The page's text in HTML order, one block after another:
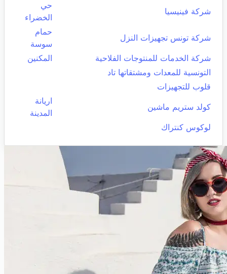
شركة فينيسيا
حي
الخضراء
شركة تونس تجهيزات النزل
حمام
سوسة
شركة الخدمات للمنتوجات الفلاحية
المكنين
التونسية للمعدات ومشتقاتها تاد
قلوب للتجهيزات
كولد ستريم ماشين
اريانة
المدينة
لوكوس كنتراك